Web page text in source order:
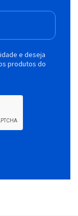
e deseja
produtos do